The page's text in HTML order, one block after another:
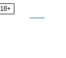
18+